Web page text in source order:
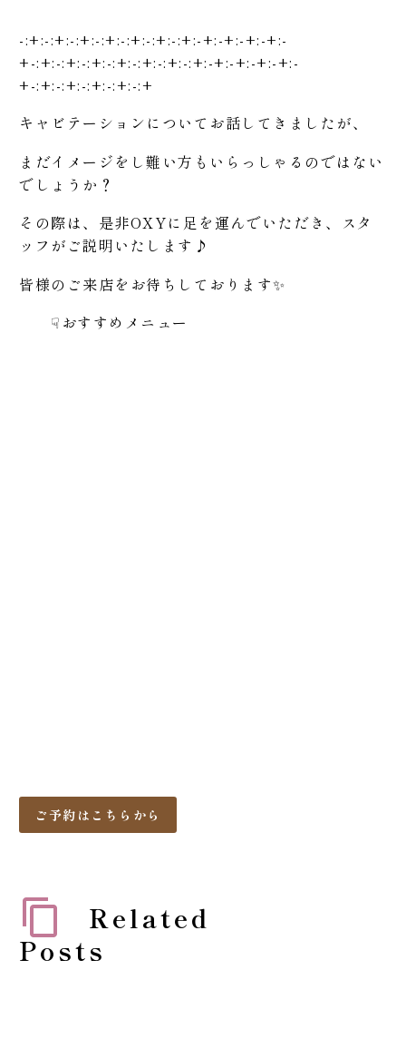
-:+:-:+:-:+:-:+:-:+:-:+:-:+:-+:-+:-+:-+:-
+-:+:-:+:-:+:-:+:-:+:-:+:-:+:-+:-+:-+:-+:-
+-:+:-:+:-:+:-:+:-:+
キャビテーションについてお話してきましたが、
まだイメージをし難い方もいらっしゃるのではない
でしょうか？
その際は、是非OXYに足を運んでいただき、スタ
ッフがご説明いたします♪
皆様のご来店をお待ちしております✨
☟おすすめメニュー
ご予約はこちらから
Related
Posts